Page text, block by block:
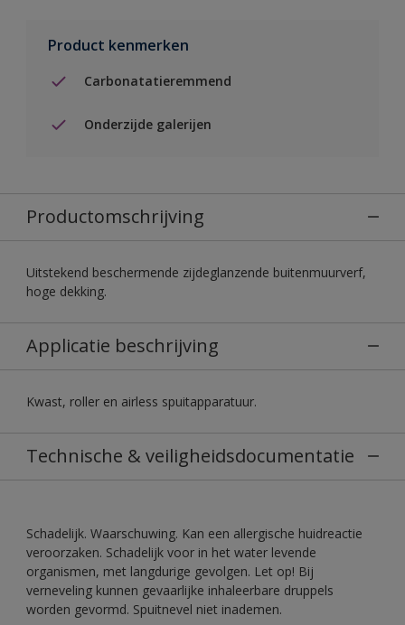
Product kenmerken
Carbonatatieremmend
Onderzijde galerijen
Productomschrijving
Uitstekend beschermende zijdeglanzende buitenmuurverf,
hoge dekking.
Applicatie beschrijving
Kwast, roller en airless spuitapparatuur.
Technische & veiligheidsdocumentatie
Schadelijk. Waarschuwing. Kan een allergische huidreactie
veroorzaken. Schadelijk voor in het water levende
organismen, met langdurige gevolgen. Let op! Bij
verneveling kunnen gevaarlijke inhaleerbare druppels
worden gevormd. Spuitnevel niet inademen.